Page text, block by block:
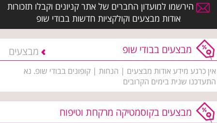
הירשמו למועדון החברים של אתר קניונים וקבלו תזכורות
אודות מבצעים וקולקציות חדשות בבודי שופ
מבצעים בבודי שופ מבצעים
אין כרגע מידע אודות מבצעים | הנחות | קופונים בבודי שופ. נא
התעדכנו שנית בימים הקרובים
מבצעים בקוסמטיקה מרקחת וטיפוח